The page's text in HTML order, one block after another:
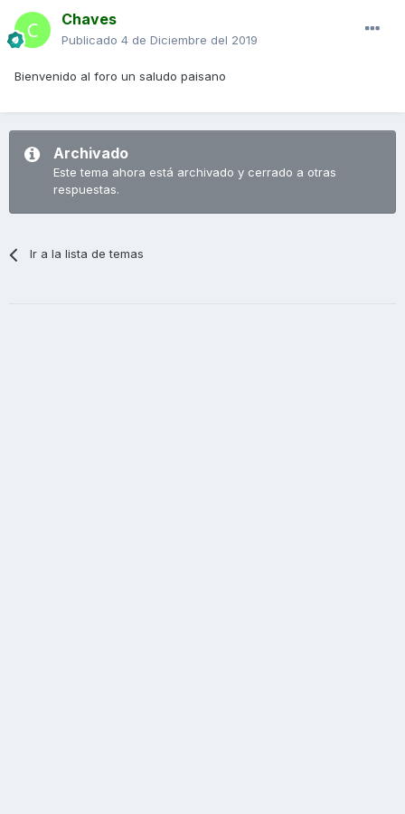
Chaves
Publicado 4 de Diciembre del 2019
Bienvenido al foro un saludo paisano
Archivado
Este tema ahora está archivado y cerrado a otras
respuestas.
Ir a la lista de temas